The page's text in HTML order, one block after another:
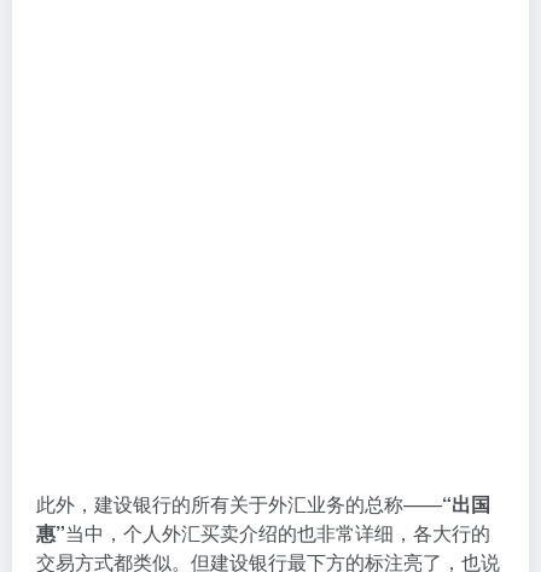
此外，建设银行的所有关于外汇业务的总称——“出国
惠”当中，个人外汇买卖介绍的也非常详细，各大行的
交易方式都类似。但建设银行最下方的标注亮了，也说